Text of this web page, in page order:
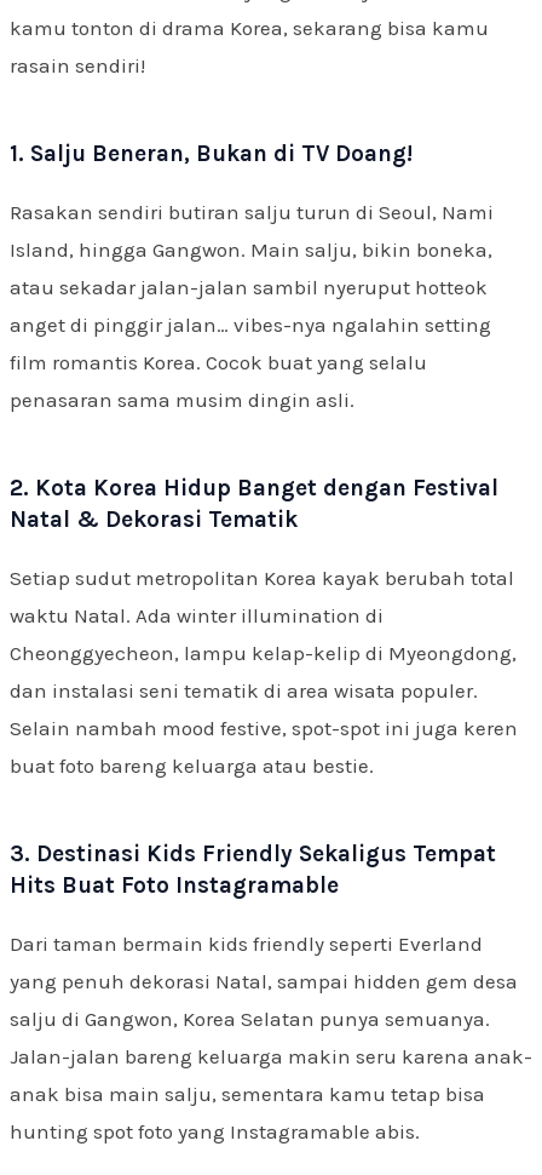
kamu tonton di drama Korea, sekarang bisa kamu
rasain sendiri!
1. Salju Beneran, Bukan di TV Doang!
Rasakan sendiri butiran salju turun di Seoul, Nami
Island, hingga Gangwon. Main salju, bikin boneka,
atau sekadar jalan-jalan sambil nyeruput hotteok
anget di pinggir jalan… vibes-nya ngalahin setting
film romantis Korea. Cocok buat yang selalu
penasaran sama musim dingin asli.
2. Kota Korea Hidup Banget dengan Festival
Natal & Dekorasi Tematik
Setiap sudut metropolitan Korea kayak berubah total
waktu Natal. Ada winter illumination di
Cheonggyecheon, lampu kelap-kelip di Myeongdong,
dan instalasi seni tematik di area wisata populer.
Selain nambah mood festive, spot-spot ini juga keren
buat foto bareng keluarga atau bestie.
3. Destinasi Kids Friendly Sekaligus Tempat
Hits Buat Foto Instagramable
Dari taman bermain kids friendly seperti Everland
yang penuh dekorasi Natal, sampai hidden gem desa
salju di Gangwon, Korea Selatan punya semuanya.
Jalan-jalan bareng keluarga makin seru karena anak-
anak bisa main salju, sementara kamu tetap bisa
hunting spot foto yang Instagramable abis.